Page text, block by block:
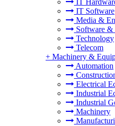
IT
IT Software
Media &
Software &
Technology
Telecom
+ Machinery &
Automation
Electrical
Industrial
Industrial
Machinery